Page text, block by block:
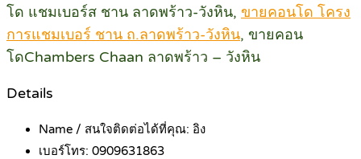
โด แชมเบอร์ส ชาน ลาดพร้าว-วังหิน, ขายคอนโด โครง
การแชมเบอร์ ชาน ถ.ลาดพร้าว-วังหิน, ขายคอน
โดChambers Chaan ลาดพร้าว – วังหิน
Details
Name / สนใจติดต่อได้ที่คุณ: อิง
เบอร์โทร: 0909631863